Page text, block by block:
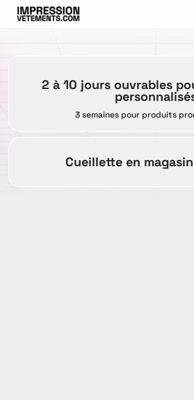
2 à 10 jours ouvrables
3 semaines pour produits
Cueillette en